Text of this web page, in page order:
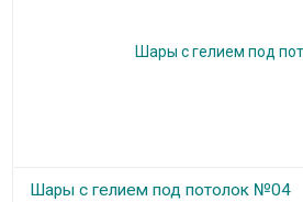
Шары с гелием под потолок №04